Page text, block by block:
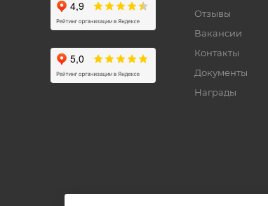
Отзывы
Вакансии
Контакты
Документы
Награды